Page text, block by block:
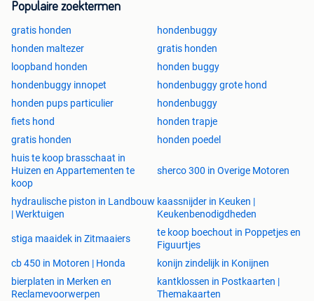
Populaire zoektermen
gratis honden
hondenbuggy
honden maltezer
gratis honden
loopband honden
honden buggy
hondenbuggy innopet
hondenbuggy grote hond
honden pups particulier
hondenbuggy
fiets hond
honden trapje
gratis honden
honden poedel
huis te koop brasschaat in
Huizen en Appartementen te
koop
sherco 300 in Overige Motoren
hydraulische piston in Landbouw
| Werktuigen
kaassnijder in Keuken |
Keukenbenodigdheden
stiga maaidek in Zitmaaiers
te koop boechout in Poppetjes en
Figuurtjes
cb 450 in Motoren | Honda
konijn zindelijk in Konijnen
bierplaten in Merken en
Reclamevoorwerpen
kantklossen in Postkaarten |
Themakaarten